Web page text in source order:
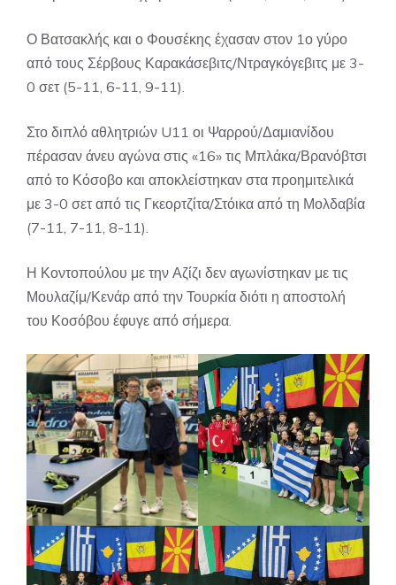
Ο Βατσακλής και ο Φουσέκης έχασαν στον 1ο γύρο
από τους Σέρβους Καρακάσεβιτς/Ντραγκόγεβιτς με 3-
0 σετ (5-11, 6-11, 9-11).
Στο διπλό αθλητριών U11 οι Ψαρρού/Δαμιανίδου
πέρασαν άνευ αγώνα στις «16» τις Μπλάκα/Βρανόβτσι
από το Κόσοβο και αποκλείστηκαν στα προημιτελικά
με 3-0 σετ από τις Γκεορτζίτα/Στόικα από τη Μολδαβία
(7-11, 7-11, 8-11).
Η Κοντοπούλου με την Αζίζι δεν αγωνίστηκαν με τις
Μουλαζίμ/Κενάρ από την Τουρκία διότι η αποστολή
του Κοσόβου έφυγε από σήμερα.